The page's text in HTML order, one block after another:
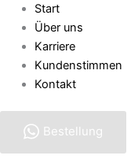
Start
Über uns
Karriere
Kundenstimmen
Kontakt
Bestellung